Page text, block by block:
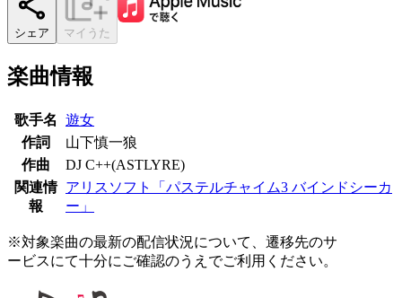
シェア マイうた
楽曲情報
歌手名
遊女
作詞
山下慎一狼
作曲
DJ C++(ASTLYRE)
関連情
報
アリスソフト「パステルチャイム3 バインドシーカ
ー」
※対象楽曲の最新の配信状況について、遷移先のサ
ービスにて十分にご確認のうえでご利用ください。